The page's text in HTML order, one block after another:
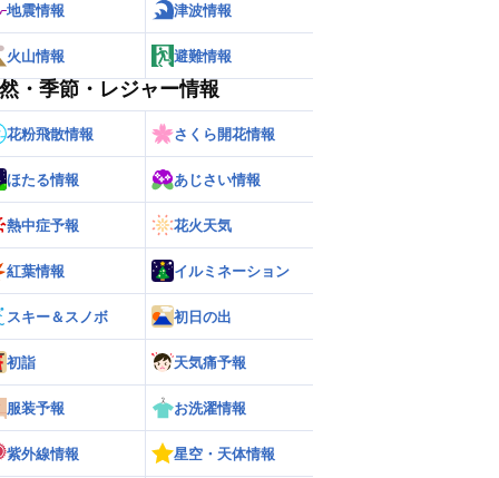
地震情報 津波情報
火山情報 避難情報
・季節・レジャー情報
花粉飛散情報 さくら開花情報
ほたる情報 あじさい情報
熱中症予報 花火天気
紅葉情報 イルミネーション
スキー＆スノボ 初日の出
初詣 天気痛予報
服装予報 お洗濯情報
紫外線情報 星空・天体情報